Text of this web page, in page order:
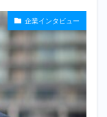
企業インタビュー